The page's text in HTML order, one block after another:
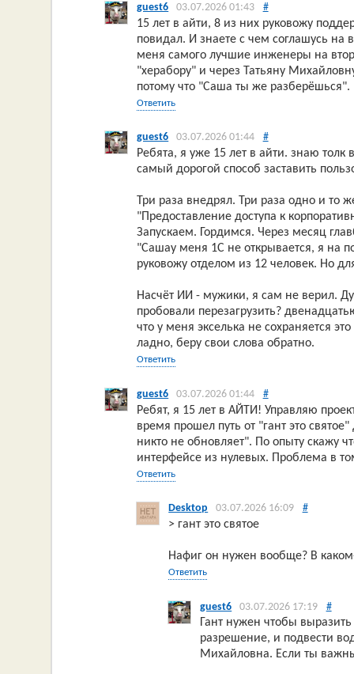
guest6 03.07.2026 01:43 #
15 лет в айти, 8 из них руковожу
повидал. И знаете с чем соглашусь на
меня самого лучшие инженеры на
"херабору" и через Татьяну
потому что "Саша ты же разберёшься".
Ответить
guest6 03.07.2026 01:44 #
Ребята, я уже 15 лет в айти. знаю
самый дорогой способ заставить
Три раза внедрял. Три раза одно и то
"Предоставление доступа к
Запускаем. Гордимся. Через месяц
"Сашау меня 1С не открывается, я на
руковожу отделом из 12 человек. Но
Насчёт ИИ - мужики, я сам не верил.
пробовали перезагрузить?
что у меня экселька не сохраняется
ладно, беру свои слова обратно.
Ответить
guest6 03.07.2026 01:44 #
Ребят, я 15 лет в АЙТИ! Управляю
время прошел путь от "гант это
никто не обновляет". По опыту скажу
интерфейсе из нулевых. Проблема в
Ответить
Desktop 03.07.2026 16:09 #
> гант это святое
Нафиг он нужен вообще? В
Ответить
guest6 03.07.2026 17:19 #
Гант нужен чтобы
разрешение, и подвести
Михайловна. Если ты